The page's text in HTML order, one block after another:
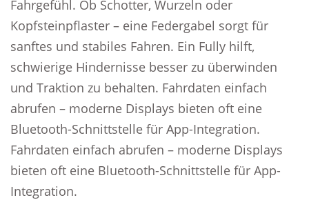
Fahrgefühl. Ob Schotter, Wurzeln oder
Kopfsteinpflaster – eine Federgabel sorgt für
sanftes und stabiles Fahren. Ein Fully hilft,
schwierige Hindernisse besser zu überwinden
und Traktion zu behalten. Fahrdaten einfach
abrufen – moderne Displays bieten oft eine
Bluetooth-Schnittstelle für App-Integration.
Fahrdaten einfach abrufen – moderne Displays
bieten oft eine Bluetooth-Schnittstelle für App-
Integration.